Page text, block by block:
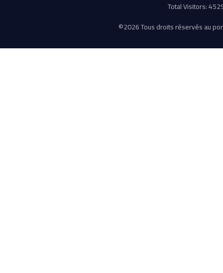
Total Visitors:
©2026 Tous droits réservés au